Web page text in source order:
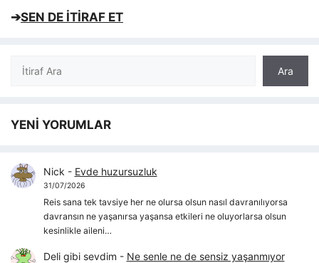
➔SEN DE İTİRAF ET
Ara
Ara
YENİ YORUMLAR
Nick - Evde huzursuzluk
31/07/2026
Reis sana tek tavsiye her ne olursa olsun nasıl davranılıyorsa
davransın ne yaşanırsa yaşansa etkileri ne oluyorlarsa olsun
kesinlikle aileni…
Deli gibi sevdim - Ne senle ne de sensiz yaşanmıyor